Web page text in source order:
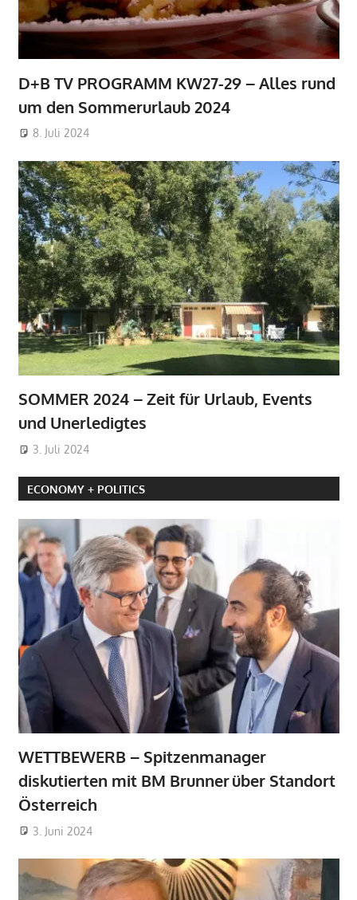
D+B TV PROGRAMM KW27-29 – Alles rund
um den Sommerurlaub 2024
8. Juli 2024
SOMMER 2024 – Zeit für Urlaub, Events
und Unerledigtes
3. Juli 2024
ECONOMY + POLITICS
WETTBEWERB – Spitzenmanager
diskutierten mit BM Brunner über Standort
Österreich
3. Juni 2024